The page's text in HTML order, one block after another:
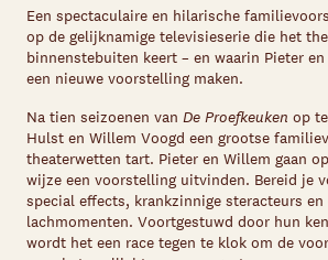
Een spectaculaire en hilarische
op de gelijknamige televisieserie die het
binnenstebuiten keert – en waarin Pieter
een nieuwe voorstelling maken.
Na tien seizoenen van De Proefkeuken op
Hulst en Willem Voogd een grootse
theaterwetten tart. Pieter en Willem gaan
wijze een voorstelling uitvinden. Bereid je
special effects, krankzinnige steracteurs
lachmomenten. Voortgestuwd door hun
wordt het een race tegen te klok om de